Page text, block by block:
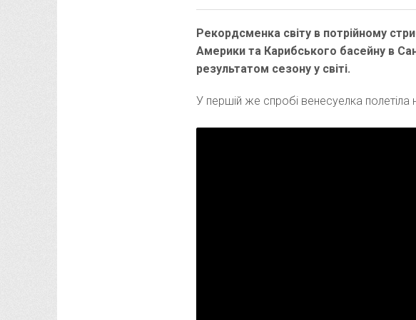
Рекордсменка світу в потрійному
Америки та Карибського басейну в
результатом сезону у світі.
У першій же спробі венесуелка полетіла